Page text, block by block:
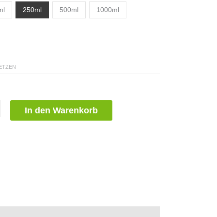
250ml 500ml 1000ml
In den Warenkorb